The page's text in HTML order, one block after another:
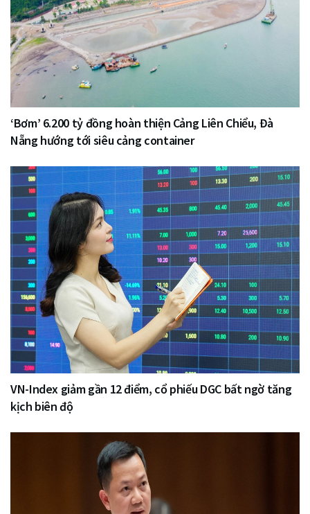
‘Bơm’ 6.200 tỷ đồng hoàn thiện Cảng Liên Chiểu, Đà
Nẵng hướng tới siêu cảng container
VN-Index giảm gần 12 điểm, cổ phiếu DGC bất ngờ tăng
kịch biên độ